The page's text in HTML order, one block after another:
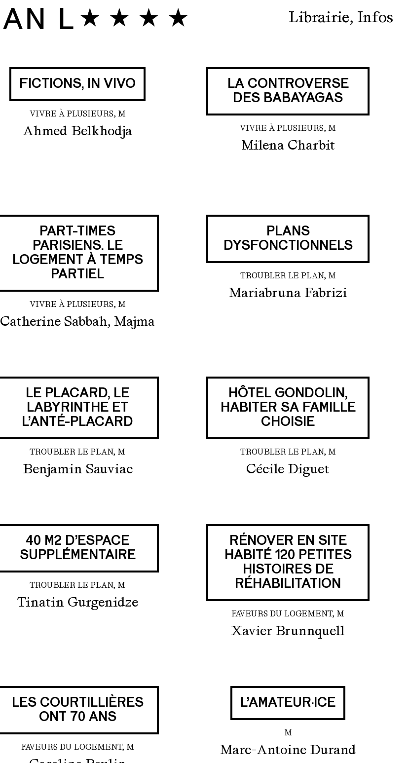
Librairie Infos
FICTIONS, IN VIVO
VIVRE À PLUSIEURS, M
Ahmed Belkhodja
LA CONTROVERSE
DES BABAYAGAS
VIVRE À PLUSIEURS, M
Milena Charbit
PART-TIMES
PARISIENS. LE
LOGEMENT À TEMPS
PARTIEL
VIVRE À PLUSIEURS, M
Catherine Sabbah, Majma
PLANS
DYSFONCTIONNELS
TROUBLER LE PLAN, M
Mariabruna Fabrizi
LE PLACARD, LE
LABYRINTHE ET
L’ANTÉ-PLACARD
TROUBLER LE PLAN, M
Benjamin Sauviac
HÔTEL GONDOLIN,
HABITER SA FAMILLE
CHOISIE
TROUBLER LE PLAN, M
Cécile Diguet
40 M2 D’ESPACE
SUPPLÉMENTAIRE
TROUBLER LE PLAN, M
Tinatin Gurgenidze
RÉNOVER EN SITE
HABITÉ 120 PETITES
HISTOIRES DE
RÉHABILITATION
FAVEURS DU LOGEMENT, M
Xavier Brunnquell
LES COURTILLIÈRES
ONT 70 ANS
FAVEURS DU LOGEMENT, M
L’AMATEUR·ICE
M
Marc-Antoine Durand